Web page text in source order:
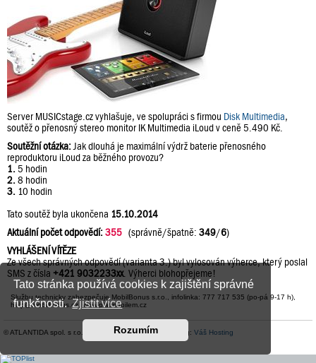
Tato stránka používá cookies k zajištění správné
funkčnosti.Zjistit více
Rozumím
Server MUSICstage.cz vyhlašuje, ve spolupráci s firmou Disk Multimedia,
soutěž o přenosný stereo monitor IK Multimedia iLoud v ceně 5.490 Kč.
Soutěžní otázka: Jak dlouhá je maximální výdrž baterie přenosného
reproduktoru iLoud za běžného provozu?
1. 5 hodin
2. 8 hodin
3. 10 hodin
Tato soutěž byla ukončena 15.10.2014
Aktuální počet odpovědí:355 (správně/špatně: 349/6)
VYHLÁŠENÍ VÍTĚZE
Ze všech správných odpovědí (varianta 3.) byl vylosován výherce, který poslal
SMS z čísla +421 9032233xx. Výherci blohopřejeme!
Službu technicky zabezpečuje MobilBonus s.r.o., infolinka: 777 717 535 (po-pá 9-17 h),
help@mobilbonus.cz, www.platmobilem.cz
© ATLANTIDA spol. s r.o. | Kontaktní údaje| Hosting: Váš Hosting